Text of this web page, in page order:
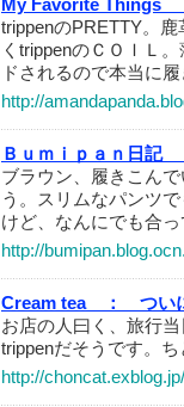
My Favorite Things
trippenのPRETTY。
くtrippenのＣＯＩＬ
ドされるので本当に履
http://
Ｂｕｍｉｐａｎ日記
ブラウン、履きこん
う。スリムなパンツ
けど、なんにでも合っ
http://
Cream tea ：
つい
お店の人曰く、旅行
trippenだそうです。ち
http://